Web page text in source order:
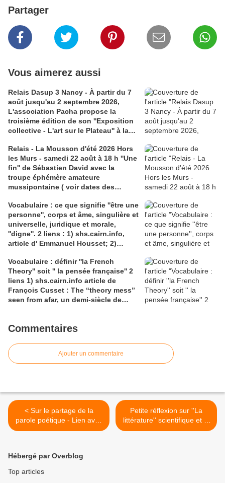
Partager
Vous aimerez aussi
Relais Dasup 3 Nancy - À partir du 7
août jusqu'au 2 septembre 2026,
L'association Pacha propose la
troisième édition de son ''Exposition
collective - L'art sur le Plateau'' à la
avenue Pinchard
Relais - La Mousson d'été 2026 Hors
les Murs - samedi 22 août à 18 h ''Une
fin'' de Sébastien David avec la
troupe éphémère amateure
mussipontaine ( voir dates des
dramaturgie Lola Molina à l’Espace
Saint-Laurent, Pont-à-Mousson 2
liens : 1) lien meec.org; 2)
lemeac.com
Vocabulaire : ce que signifie ''être une
personne'', corps et âme, singulière et
universelle, juridique et morale,
''digne''. 2 liens : 1) shs.cairn.info,
article d' Emmanuel Housset; 2)
Julian Roche
Vocabulaire : définir ''la French
Theory'' soit '' la pensée française'' 2
liens 1) shs.cairn.info article de
François Cusset : The “theory mess”
seen from afar, un demi-siècle de
l'émancipation...'', François Cusset
Commentaires
Ajouter un commentaire
< Sur le partage de la
parole poétique - Lien avec
deux articles, l'un de
Girons
Petite réflexion sur ''La
littérature'' scientifique et la
modélisation de la société
Hébergé par Overblog
Top articles